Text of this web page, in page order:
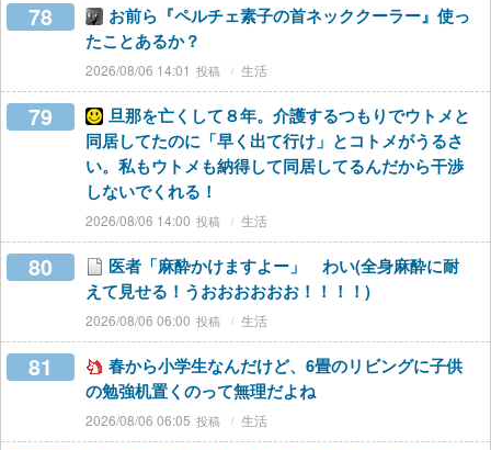
78
お前ら『ペルチェ素子の首ネッククーラー』使っ
たことあるか？
2026/08/06 14:01 生活
79
旦那を亡くして８年。介護するつもりでウトメと
同居してたのに「早く出て行け」とコトメがうるさ
い。私もウトメも納得して同居してるんだから干渉
しないでくれる！
2026/08/06 14:00 生活
80
医者「麻酔かけますよー」 わい(全身麻酔に耐
えて見せる！うおおおおおお！！！！)
2026/08/06 06:00 生活
81
春から小学生なんだけど、6畳のリビングに子供
の勉強机置くのって無理だよね
2026/08/06 06:05 生活